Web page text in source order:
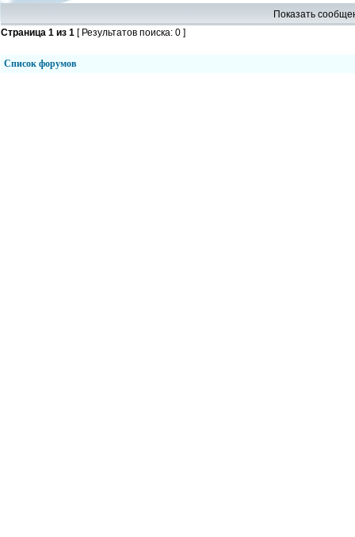
Показать
Страница 1 из 1 [ Результатов поиска: 0 ]
Список форумов